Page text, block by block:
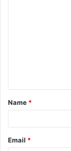
t
*
Name *
Email *